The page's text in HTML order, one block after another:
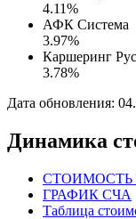
4.11%
АФК Система
3.97%
Каршеринг
3.78%
Дата обновления:
Динамика
СТОИМОСТЬ
ГРАФИК СЧА
Таблица